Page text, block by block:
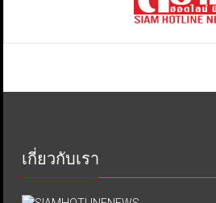
เกี่ยวกับเรา